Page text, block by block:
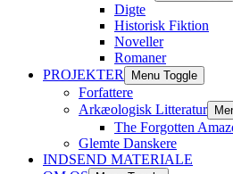
Digte
Historisk Fiktion
Noveller
Romaner
PROJEKTER
Menu Toggle
Forfattere
Arkæologisk Litteratur
The Forgotten
Glemte Danskere
INDSEND MATERIALE